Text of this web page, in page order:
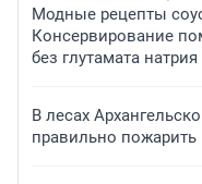
Модные рецепты
Консервирование
без глутамата
В лесах
правильно пожарить